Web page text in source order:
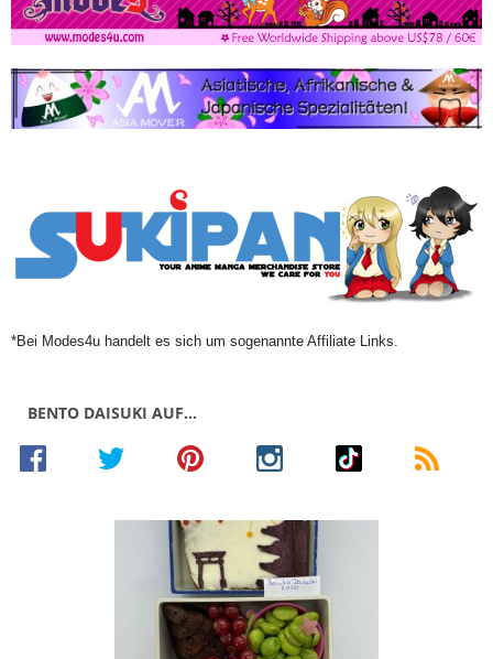
*Bei Modes4u handelt es sich um sogenannte Affiliate Links.
BENTO DAISUKI AUF…